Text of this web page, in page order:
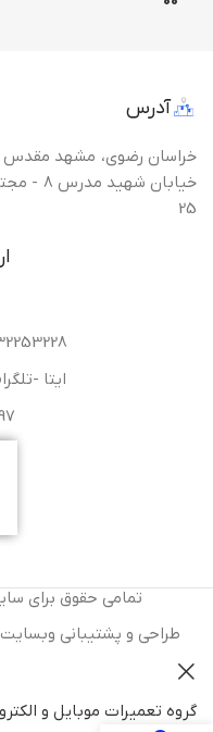
آدرس
خراسان رضوی، مشهد مقدس
25
ایتا -
تمامی حقوق برای
طراحی و پشتیبانی وبسایت
گروه تعمیرات موبایل و